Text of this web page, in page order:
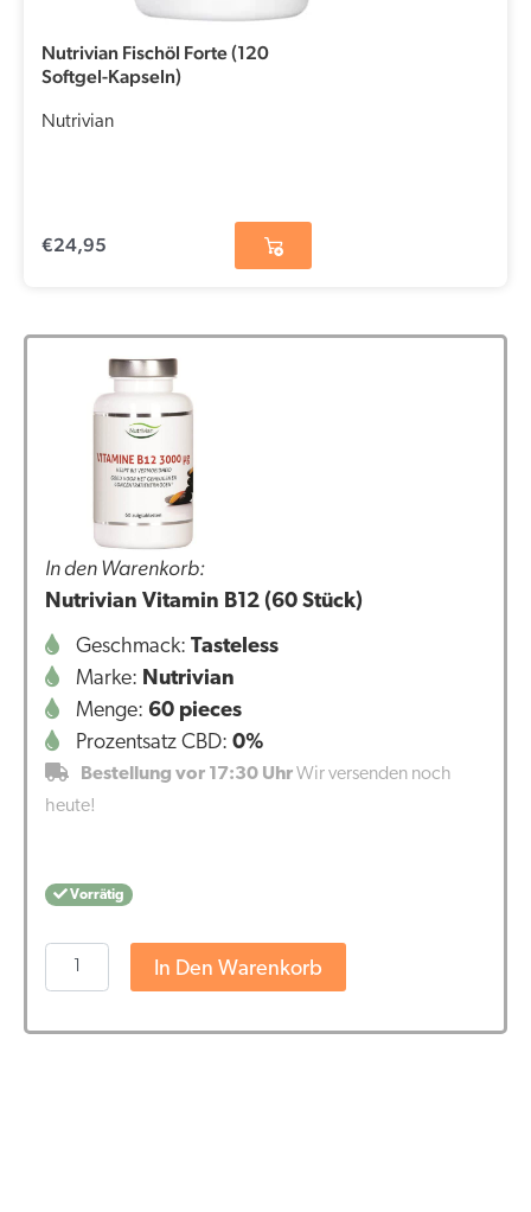
Nutrivian Fischöl Forte (120
Softgel-Kapseln)
Nutrivian
€24,95
In den Warenkorb:
Nutrivian Vitamin B12 (60 Stück)
Geschmack: Tasteless
Marke: Nutrivian
Menge: 60 pieces
Prozentsatz CBD: 0%
Bestellung vor 17:30 UhrWir versenden noch
heute!
Vorrätig
Nutrivian
Vitamin
In Den Warenkorb